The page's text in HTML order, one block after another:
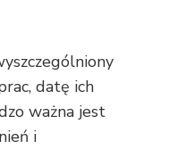
datę ich
ważna jest
i